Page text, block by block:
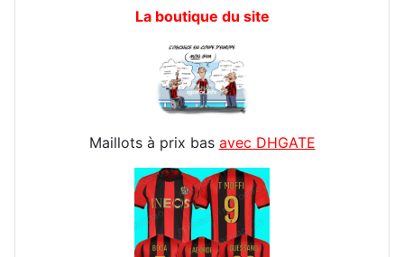
La boutique du site
Maillots à prix bas avec DHGATE